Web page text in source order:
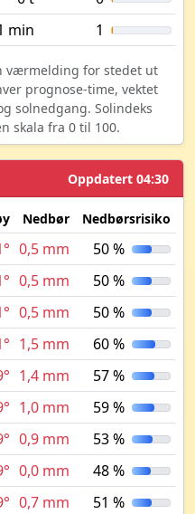
min 1
værmelding for stedet ut
prognose-time, vektet
solnedgang. Solindeks
skala fra 0 til 100.
Oppdatert 04:30
Nedbør Nedbørsrisiko
0,5 mm
50 %
0,5 mm
50 %
0,5 mm
50 %
1,5 mm
60 %
1,4 mm
57 %
1,0 mm
59 %
0,9 mm
53 %
0,0 mm
48 %
0,7 mm
51 %